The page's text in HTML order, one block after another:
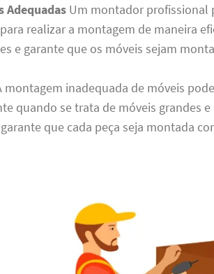
AdequadasUm montador profissional
realizar a montagem de maneira
e garante que os móveis sejam
montagem inadequada de móveis
quando se trata de móveis grandes
que cada peça seja montada